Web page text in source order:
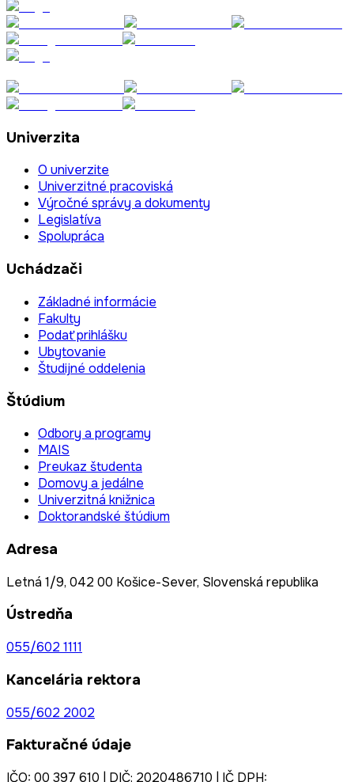
Univerzita
O univerzite
Univerzitné pracoviská
Výročné správy a dokumenty
Legislatíva
Spolupráca
Uchádzači
Základné informácie
Fakulty
Podať prihlášku
Ubytovanie
Študijné oddelenia
Štúdium
Odbory a programy
MAIS
Preukaz študenta
Domovy a jedálne
Univerzitná knižnica
Doktorandské štúdium
Adresa
Letná 1/9, 042 00 Košice-Sever, Slovenská republika
Ústredňa
055/602 1111
Kancelária rektora
055/602 2002
Fakturačné údaje
IČO: 00 397 610 | DIČ: 2020486710 | IČ DPH: